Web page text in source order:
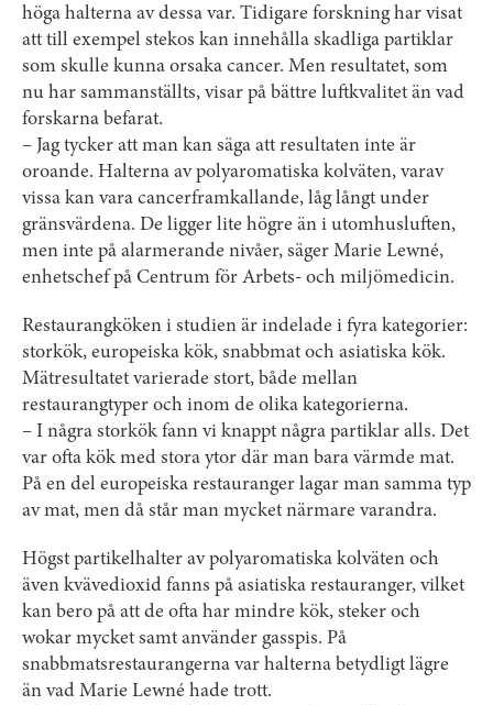
höga halterna av dessa var. Tidigare forskning har visat
att till exempel stekos kan innehålla skadliga partiklar
som skulle kunna orsaka cancer. Men resultatet, som
nu har sammanställts, visar på bättre luftkvalitet än vad
forskarna befarat.
– Jag tycker att man kan säga att resultaten inte är
oroande. Halterna av polyaromatiska kolväten, varav
vissa kan vara cancerframkallande, låg långt under
gränsvärdena. De ligger lite högre än i utomhusluften,
men inte på alarmerande nivåer, säger Marie Lewné,
enhetschef på Centrum för Arbets- och miljömedicin.
Restaurangköken i studien är indelade i fyra kategorier:
storkök, europeiska kök, snabbmat och asiatiska kök.
Mätresultatet varierade stort, både mellan
restaurangtyper och inom de olika kategorierna.
– I några storkök fann vi knappt några partiklar alls. Det
var ofta kök med stora ytor där man bara värmde mat.
På en del europeiska restauranger lagar man samma typ
av mat, men då står man mycket närmare varandra.
Högst partikelhalter av polyaromatiska kolväten och
även kvävedioxid fanns på asiatiska restauranger, vilket
kan bero på att de ofta har mindre kök, steker och
wokar mycket samt använder gasspis. På
snabbmatsrestaurangerna var halterna betydligt lägre
än vad Marie Lewné hade trott.